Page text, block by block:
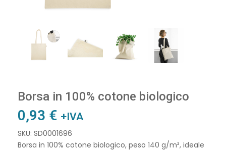
Borsa in 100% cotone biologico
0,93 € +IVA
SKU: SD0001696
Borsa in 100% cotone biologico, peso 140 g/m², ideale